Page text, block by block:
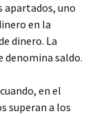
apartados, uno
en la
dinero. La
denomina saldo.
en el
superan a los